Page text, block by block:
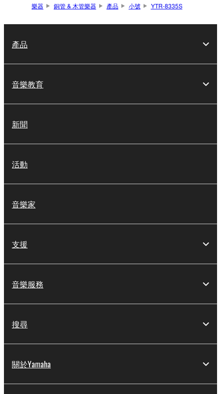
樂器 銅管 & 木管樂器 產品 小號 YTR-8335S
產品
音樂教育
新聞
活動
音樂家
支援
音樂服務
搜尋
關於Yamaha